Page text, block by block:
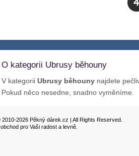
O kategorii Ubrusy běhouny
V kategorii Ubrusy běhounynajdete
Pokud něco nesedne, snadno vyměníme.
2026 Pěkný dárek.cz | All Rights Reserved.
pro Vaši radost a levně.